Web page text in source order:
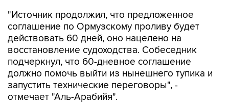
"Источник продолжил, что предложенное
соглашение по Ормузскому проливу будет
действовать 60 дней, оно нацелено на
восстановление судоходства. Собеседник
подчеркнул, что 60-дневное соглашение
должно помочь выйти из нынешнего тупика и
запустить технические переговоры", -
отмечает "Аль-Арабийя".